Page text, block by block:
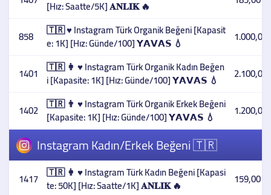
[Hız: Saatte/5K] 𝐀𝐍𝐋𝐈𝐊 🔥
858 🇹🇷 ♥️ Instagram Türk Organik Beğeni [Kapasit
e: 1K] [Hız: Günde/100] 𝗬𝗔𝗩𝗔𝗦 💧 1.000,00
1401 🇹🇷 👩 ♥️ Instagram Türk Organik Kadın Beğen
i [Kapasite: 1K] [Hız: Günde/100] 𝗬𝗔𝗩𝗔𝗦 💧 2.100,00
1402 🇹🇷 👨 ♥️ Instagram Türk Organik Erkek Beğeni
[Kapasite: 1K] [Hız: Günde/100] 𝗬𝗔𝗩𝗔𝗦 💧 1.200,00
Instagram Kadın/Erkek Beğeni 🇹🇷
1417 🇹🇷 👩 ♥️ Instagram Türk Kadın Beğeni [Kapasi
te: 50K] [Hız: Saatte/1K] 𝐀𝐍𝐋𝐈𝐊 🔥 159,00 TL